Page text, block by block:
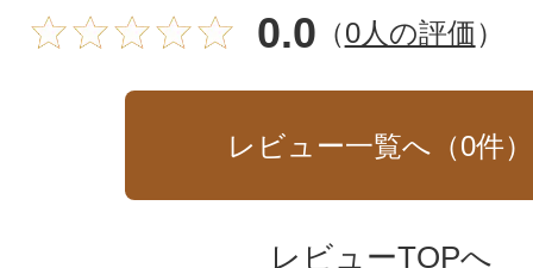
0.0 （0人の評価）
レビュー一覧へ（0件）
レビューTOPへ